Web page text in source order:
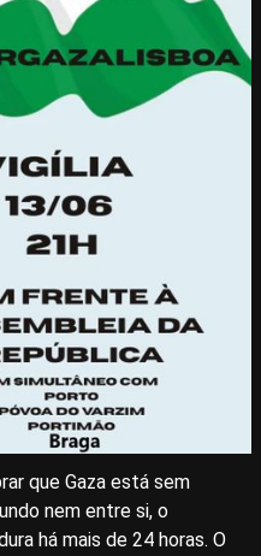
que Gaza está sem
nem entre si, o
há mais de 24 horas. O